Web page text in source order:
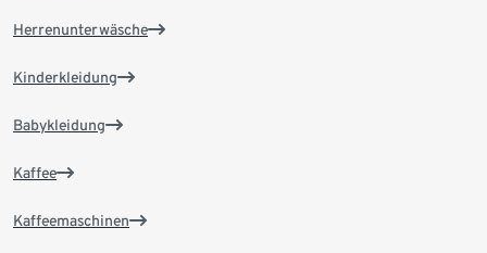
Herrenunterwäsche
Kinderkleidung
Babykleidung
Kaffee
Kaffeemaschinen